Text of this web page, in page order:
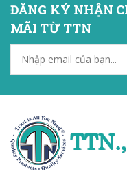
ĐĂNG KÝ NHẬN
MÃI TỪ TTN